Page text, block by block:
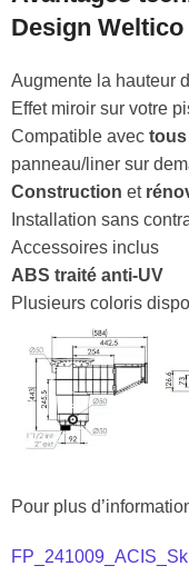
Design Weltico
Augmente la hauteur
Effet miroir sur votre
Compatible avec tous
panneau/liner sur
Construction et
Installation sans
Accessoires inclus
ABS traité anti-UV
Plusieurs coloris
Pour plus